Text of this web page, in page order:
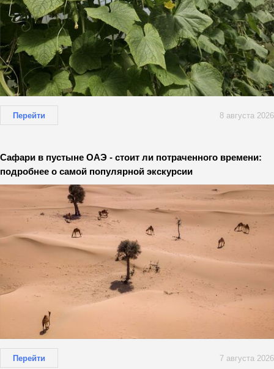
Перейти 8 августа 2026
Сафари в пустыне ОАЭ - стоит ли потраченного времени:
подробнее о самой популярной экскурсии
Перейти 7 августа 2026